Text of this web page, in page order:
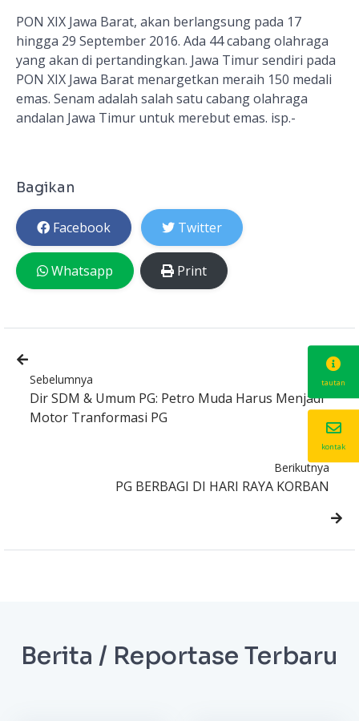
PON XIX Jawa Barat, akan berlangsung pada 17
hingga 29 September 2016. Ada 44 cabang olahraga
yang akan di pertandingkan. Jawa Timur sendiri pada
PON XIX Jawa Barat menargetkan meraih 150 medali
emas. Senam adalah salah satu cabang olahraga
andalan Jawa Timur untuk merebut emas. isp.-
Bagikan
Facebook Twitter
Whatsapp Print
Sebelumnya
Dir SDM & Umum PG: Petro Muda Harus Menjadi
Motor Tranformasi PG
Berikutnya
PG BERBAGI DI HARI RAYA KORBAN
Berita / Reportase Terbaru
tautan
kontak